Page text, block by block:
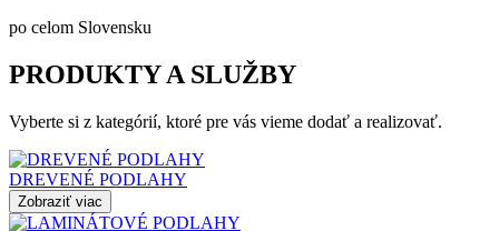
po celom Slovensku
PRODUKTY A SLUŽBY
Vyberte si z kategórií, ktoré pre vás vieme dodať a realizovať.
DREVENÉ PODLAHY
Zobraziť viac